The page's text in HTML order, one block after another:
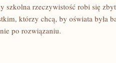
szkolna rzeczywistość robi się
którzy chcą, by oświata była
po rozwiązaniu.